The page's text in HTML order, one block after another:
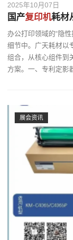
2025年10月07日
国产复印机耗材
办公打印领域的“隐
细节中。广天耗材以
组合，从核心组件到
方案。一、专利定影
展会资讯